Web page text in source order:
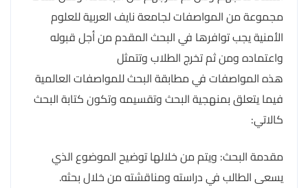
مجموعة من المواصفات لجامعة نايف العربية للعلوم
الأمنية يجب توافرها في البحث المقدم من أجل قبوله
واعتماده ومن ثم تخرج الطلاب وتتمثل
هذه المواصفات في مطابقة البحث للمواصفات العالمية
فيما يتعلق بمنهجية البحث وتقسيمه وتكون كتابة البحث
كالاتي:
مقدمة البحث: ويتم من خلالها توضيح الموضوع الذي
يسعى الطالب في دراسته ومناقشته من خلال بحثه.